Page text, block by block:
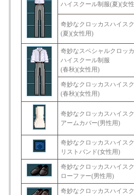
ハイスクール制服(夏)(女
奇妙なクロッカスハイス
(夏)(女性用)
奇妙なスペシャルクロッ
ハイスクール制服
(春秋)(女性用)
奇妙なクロッカスハイス
(春秋)(女性用)
奇妙なクロッカスハイス
アームカバー(男性用)
奇妙なクロッカスハイス
リストバンド(女性用)
奇妙なクロッカスハイス
ローファー(男性用)
奇妙なクロッカスハイス